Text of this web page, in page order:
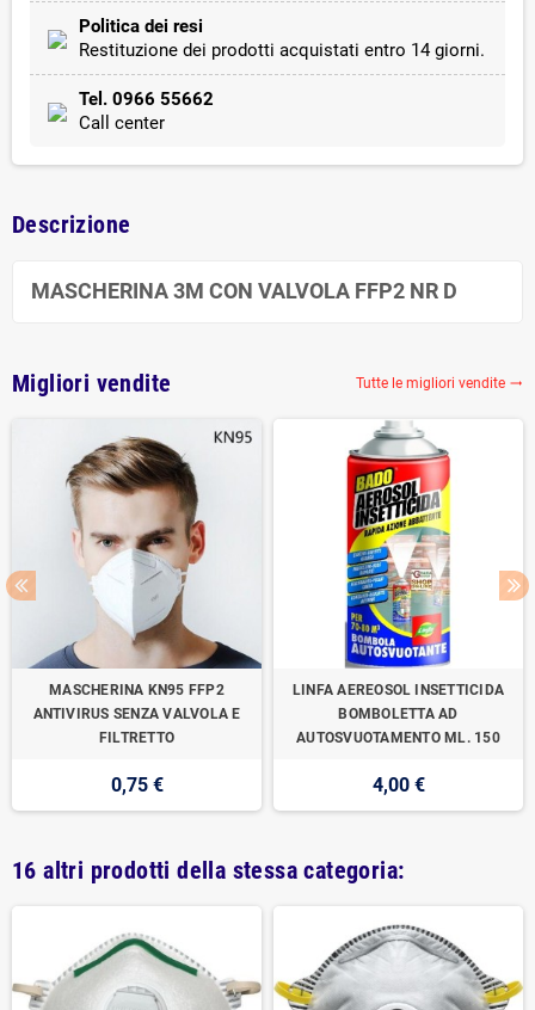
Politica dei resi
Restituzione dei prodotti acquistati entro 14 giorni.
Tel. 0966 55662
Call center
Descrizione
MASCHERINA 3M CON VALVOLA FFP2 NR D
Migliori vendite Tutte le migliori vendite 
MASCHERINA KN95 FFP2
ANTIVIRUS SENZA VALVOLA E
FILTRETTO
0,75 €
LINFA AEREOSOL INSETTICIDA
BOMBOLETTA AD
AUTOSVUOTAMENTO ML. 150
4,00 €
16 altri prodotti della stessa categoria: